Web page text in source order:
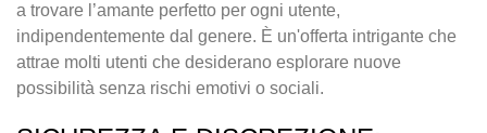
a trovare l’amante perfetto per ogni utente,
indipendentemente dal genere. È un'offerta intrigante che
attrae molti utenti che desiderano esplorare nuove
possibilità senza rischi emotivi o sociali.